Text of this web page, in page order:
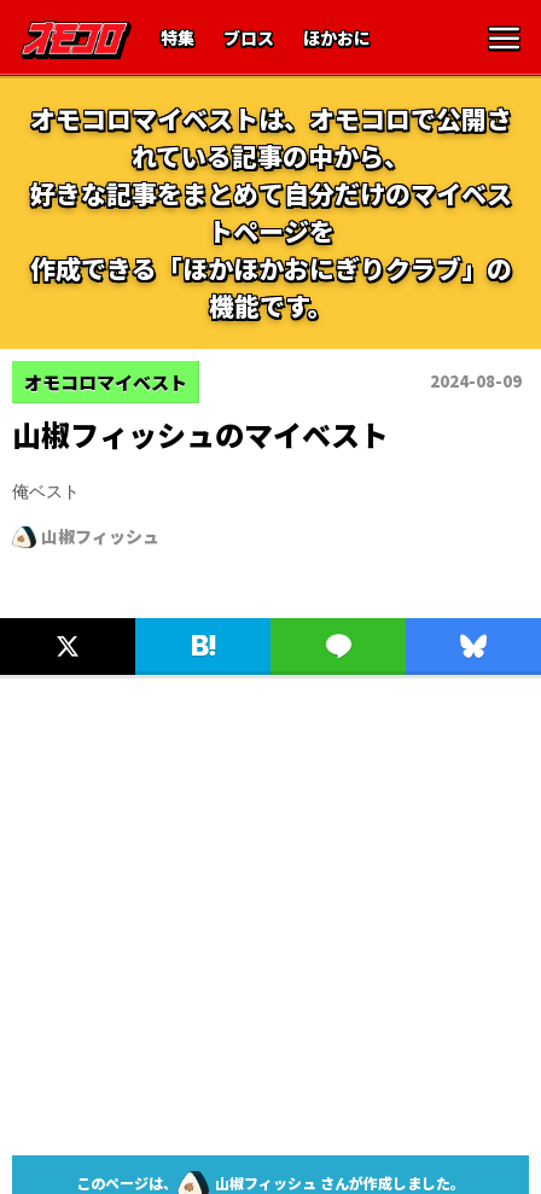
特集 ブロス ほかおに
オモコロマイベストは、オモコロで公開さ
れている記事の中から、
好きな記事をまとめて自分だけのマイベス
トページを
作成できる「ほかほかおにぎりクラブ」の
機能です。
オモコロマイベスト 2024-08-09
山椒フィッシュのマイベスト
俺ベスト
山椒フィッシュ
このページは、 山椒フィッシュ さんが作成しました。